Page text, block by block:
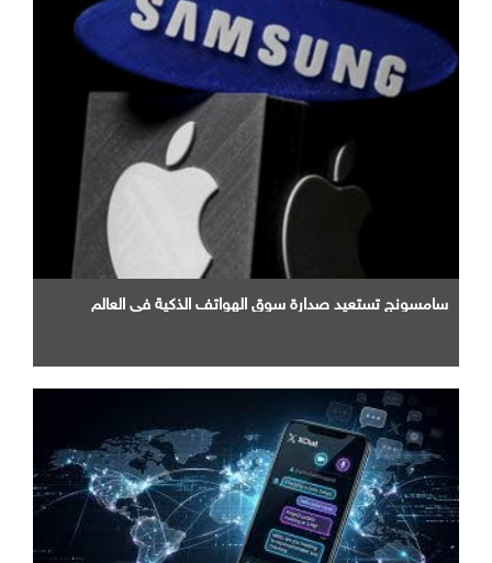
سامسونج تستعيد صدارة سوق الهواتف الذكية في العالم